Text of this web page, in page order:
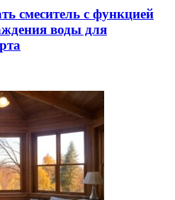
смеситель с функцией
воды для